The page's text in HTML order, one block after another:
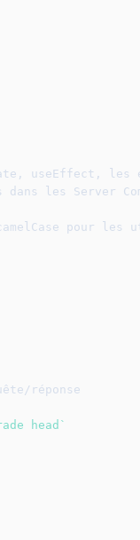
useEffect, les
les Server
camelCase pour
réponse
head`